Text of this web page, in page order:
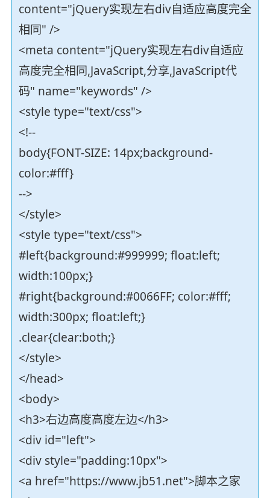
content="jQuery实现左右div自适应高度完全
相同" />
<meta content="jQuery实现左右div自适应
高度完全相同,JavaScript,分享,JavaScript代
码" name="keywords" />
<style type="text/css">
<!--
body{FONT-SIZE: 14px;background-
color:#fff}
-->
</style>
<style type="text/css">
#left{background:#999999; float:left;
width:100px;}
#right{background:#0066FF; color:#fff;
width:300px; float:left;}
.clear{clear:both;}
</style>
</head>
<body>
<h3>右边高度高度左边</h3>
<div id="left">
<div style="padding:10px">
<a href="https://www.jb51.net">脚本之家